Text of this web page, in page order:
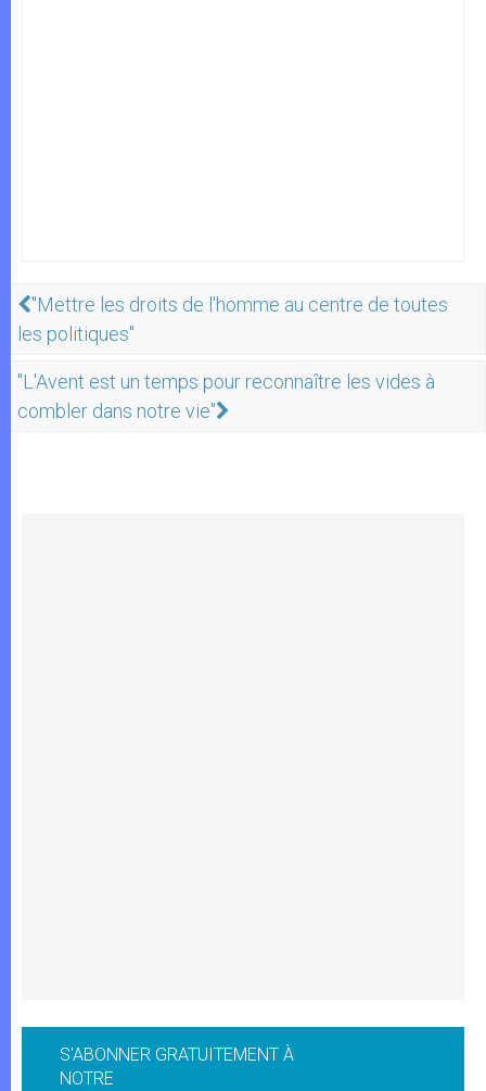
"Mettre les droits de l'homme au centre de toutes
les politiques"
"L'Avent est un temps pour reconnaître les vides à
combler dans notre vie"
S'ABONNER GRATUITEMENT À
NOTRE